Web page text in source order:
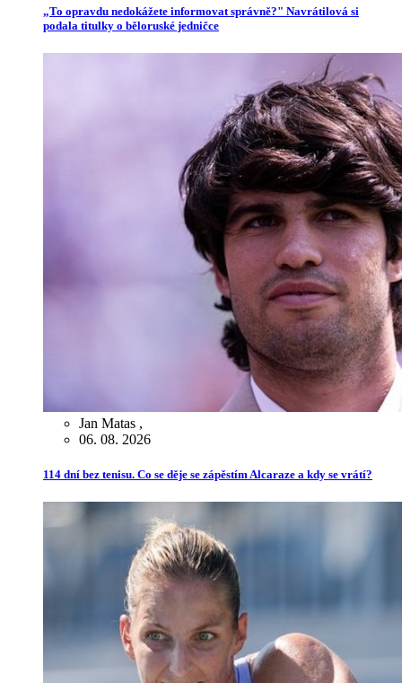
„To opravdu nedokážete informovat správně?" Navrátilová si
podala titulky o běloruské jedničce
Jan Matas ,
06. 08. 2026
114 dní bez tenisu. Co se děje se zápěstím Alcaraze a kdy se vrátí?